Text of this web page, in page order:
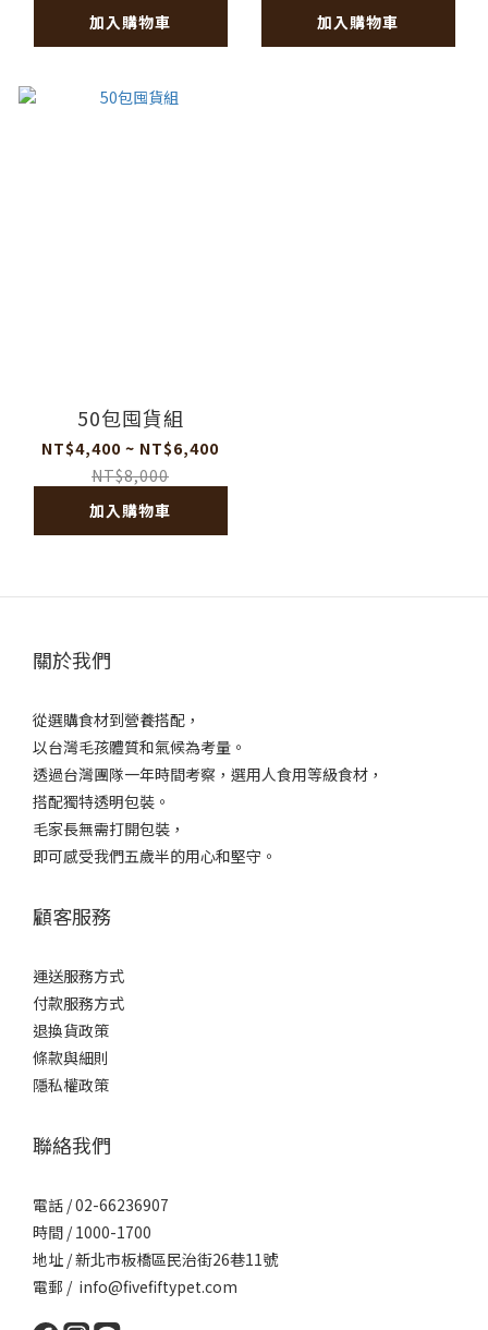
加入購物車
加入購物車
50包囤貨組
NT$4,400 ~ NT$6,400
NT$8,000
加入購物車
關於我們
從選購食材到營養搭配，
以台灣毛孩體質和氣候為考量。
透過台灣團隊一年時間考察，選用人食用等級食材，
搭配獨特透明包裝。
毛家長無需打開包裝，
即可感受我們五歲半的用心和堅守。
顧客服務
運送服務方式
付款服務方式
退換貨政策
條款與細則
隱私權政策
聯絡我們
電話 / 02-66236907
時間 / 1000-1700
地址 / 新北市板橋區民治街26巷11號
電郵 / info@fivefiftypet.com